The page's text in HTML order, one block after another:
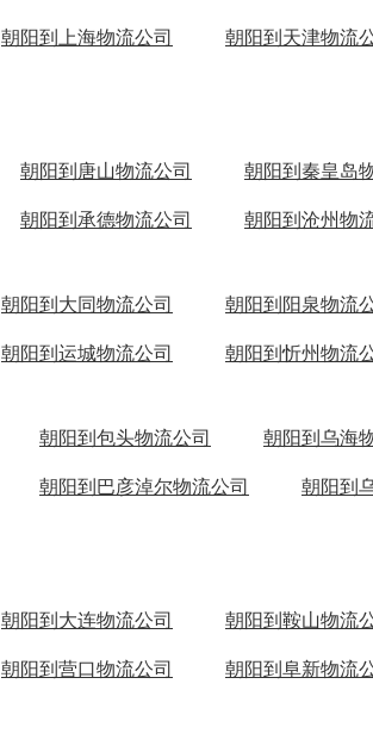
朝阳到上海物流公司 朝阳到天津物流
朝阳到唐山物流公司 朝阳到秦皇岛
朝阳到承德物流公司 朝阳到沧州物
朝阳到大同物流公司 朝阳到阳泉物流
朝阳到运城物流公司 朝阳到忻州物流
朝阳到包头物流公司 朝阳到乌海
朝阳到巴彦淖尔物流公司 朝阳到
朝阳到大连物流公司 朝阳到鞍山物流
朝阳到营口物流公司 朝阳到阜新物流